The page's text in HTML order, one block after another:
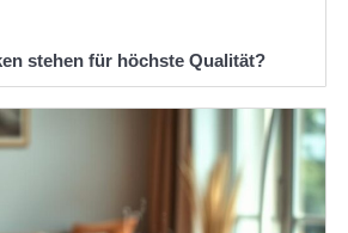
stehen für höchste Qualität?